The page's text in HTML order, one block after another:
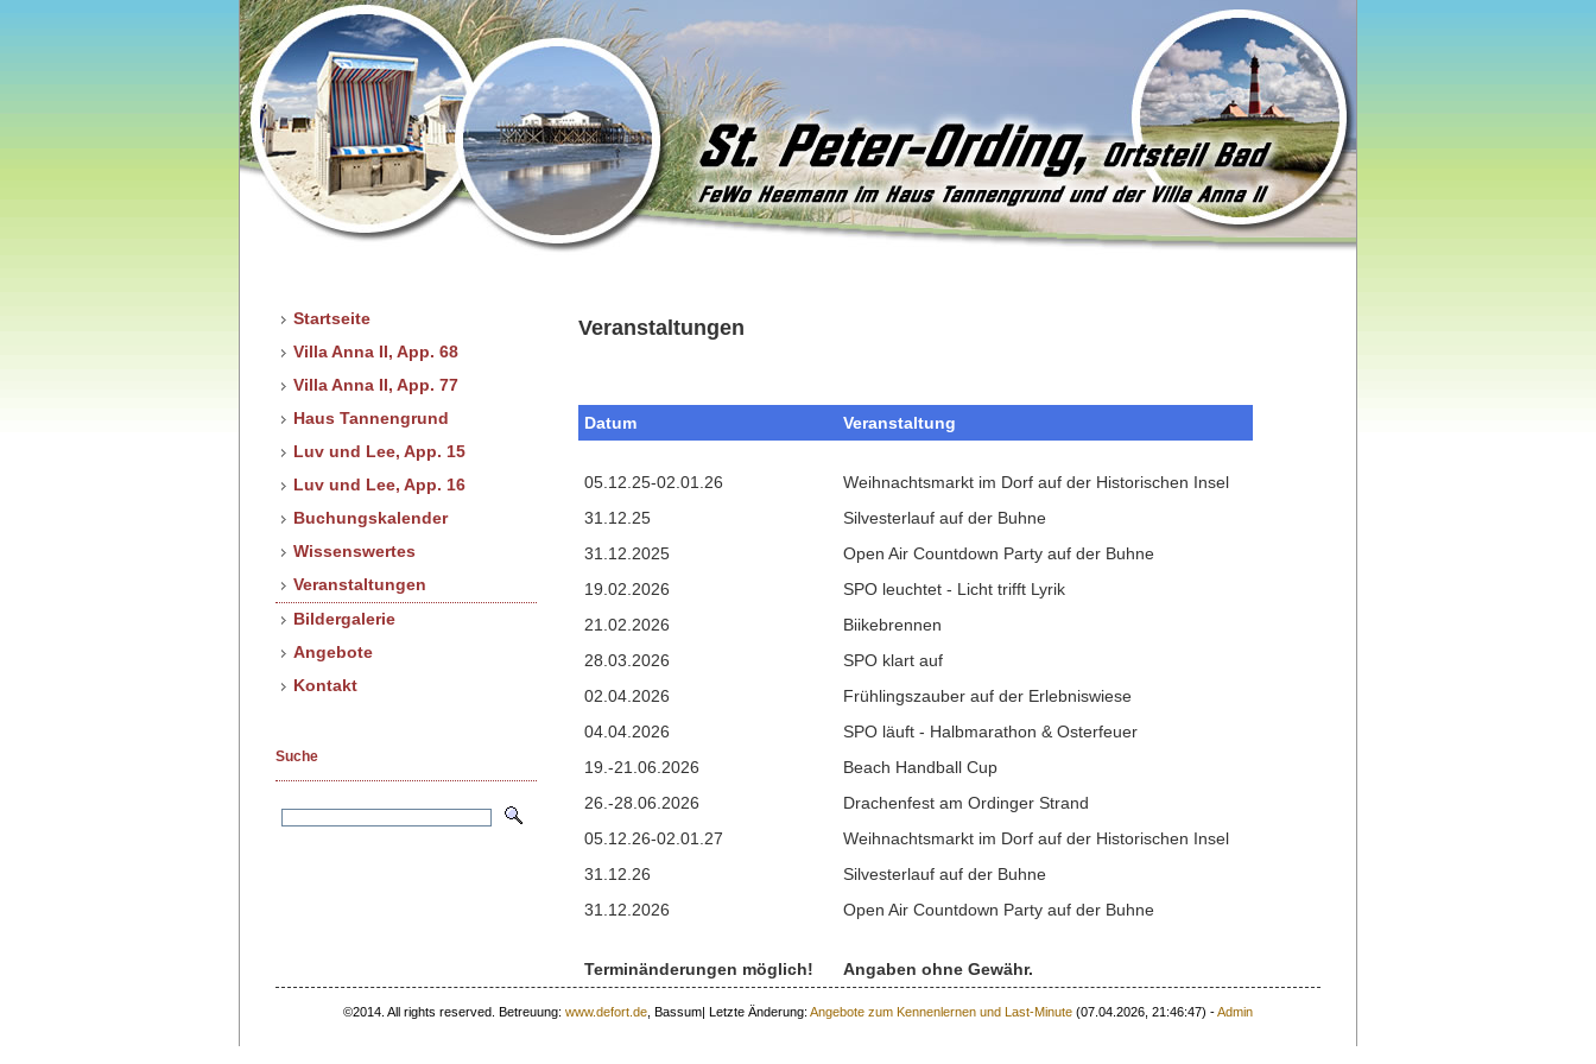
Startseite
Villa Anna II, App. 68
Villa Anna II, App. 77
Haus Tannengrund
Luv und Lee, App. 15
Luv und Lee, App. 16
Buchungskalender
Wissenswertes
Veranstaltungen
Bildergalerie
Angebote
Kontakt
Suche
Veranstaltungen
Datum Veranstaltung
05.12.25-02.01.26
Weihnachtsmarkt im Dorf auf der Historischen Insel
31.12.25
Silvesterlauf auf der Buhne
31.12.2025
Open Air Countdown Party auf der Buhne
19.02.2026
SPO leuchtet - Licht trifft Lyrik
21.02.2026
Biikebrennen
28.03.2026
SPO klart auf
02.04.2026
Frühlingszauber auf der Erlebniswiese
04.04.2026
SPO läuft - Halbmarathon & Osterfeuer
19.-21.06.2026
Beach Handball Cup
26.-28.06.2026
Drachenfest am Ordinger Strand
05.12.26-02.01.27
Weihnachtsmarkt im Dorf auf der Historischen Insel
31.12.26
Silvesterlauf auf der Buhne
31.12.2026
Open Air Countdown Party auf der Buhne
Terminänderungen möglich! Angaben ohne Gewähr.
©2014. All rights reserved. Betreuung: www.defort.de , Bassum| Letzte Änderung: Angebote zum Kennenlernen und Last-Minute (07.04.2026, 21:46:47) -Admin